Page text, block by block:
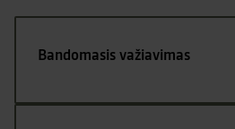
Bandomasis važiavimas